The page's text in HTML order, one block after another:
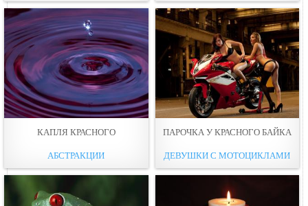
КАПЛЯ КРАСНОГО
АБСТРАКЦИИ
ПАРОЧКА У КРАСНОГО БАЙКА
ДЕВУШКИ С МОТОЦИКЛАМИ